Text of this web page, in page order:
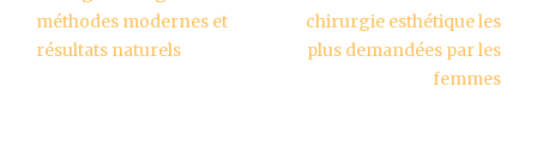
méthodes modernes et
résultats naturels
chirurgie esthétique les
plus demandées par les
femmes